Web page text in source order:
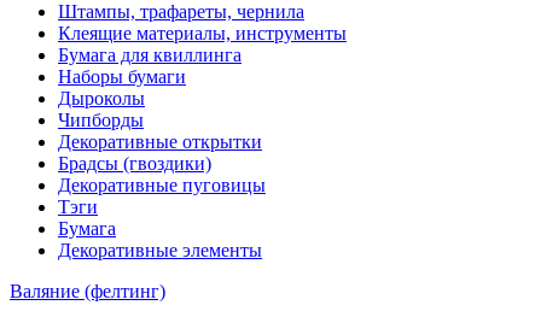
Штампы, трафареты, чернила
Клеящие материалы, инструменты
Бумага для квиллинга
Наборы бумаги
Дыроколы
Чипборды
Декоративные открытки
Брадсы (гвоздики)
Декоративные пуговицы
Тэги
Бумага
Декоративные элементы
Валяние (фелтинг)